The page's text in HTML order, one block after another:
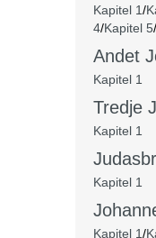
Kapitel 1/
4/Kapitel 5/
Andet
Kapitel 1
Tredje
Kapitel 1
Kapitel 1
Kapitel 1/